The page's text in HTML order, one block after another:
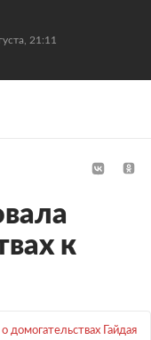
21:11
к
домогательствах Гайдая